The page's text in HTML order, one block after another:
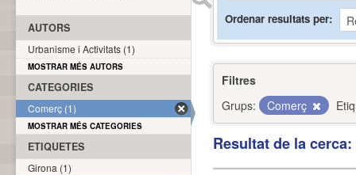
Ordenar resultats per
Filtres
Grups:
Comerç
Resultat de la
AUTORS
Urbanisme i Activitats (1)
MOSTRAR MÉS AUTORS
CATEGORIES
Comerç (1)
MOSTRAR MÉS CATEGORIES
ETIQUETES
Girona (1)